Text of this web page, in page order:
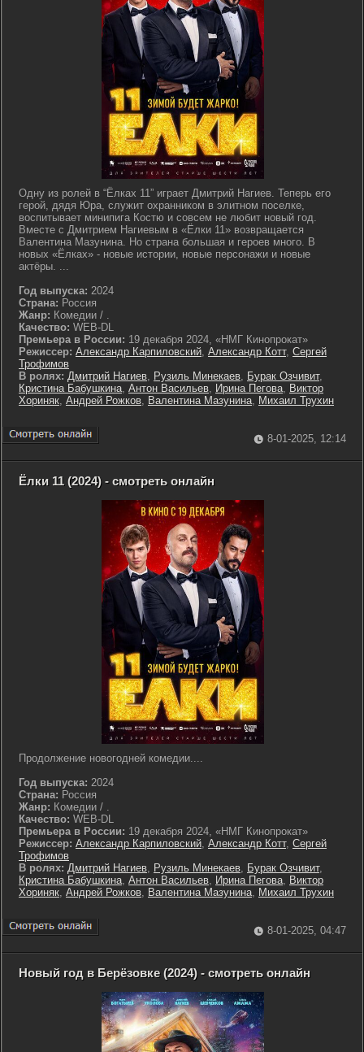
Одну из ролей в “Ёлках 11” играет Дмитрий Нагиев. Теперь его
герой, дядя Юра, служит охранником в элитном поселке,
воспитывает минипига Костю и совсем не любит новый год.
Вместе с Дмитрием Нагиевым в «Ёлки 11» возвращается
Валентина Мазунина. Но страна большая и героев много. В
новых «Ёлках» - новые истории, новые персонажи и новые
актёры. ...
Год выпуска: 2024
Страна: Россия
Жанр: Комедии / .
Качество: WEB-DL
Премьера в России: 19 декабря 2024, «НМГ Кинопрокат»
Режиссер: Александр Карпиловский, Александр Котт, Сергей
Трофимов
В ролях: Дмитрий Нагиев, Рузиль Минекаев, Бурак Озчивит,
Кристина Бабушкина, Антон Васильев, Ирина Пегова, Виктор
Хориняк, Андрей Рожков, Валентина Мазунина, Михаил Трухин
8-01-2025, 12:14
Ёлки 11 (2024) - смотреть онлайн
Продолжение новогодней комедии....
Год выпуска: 2024
Страна: Россия
Жанр: Комедии / .
Качество: WEB-DL
Премьера в России: 19 декабря 2024, «НМГ Кинопрокат»
Режиссер: Александр Карпиловский, Александр Котт, Сергей
Трофимов
В ролях: Дмитрий Нагиев, Рузиль Минекаев, Бурак Озчивит,
Кристина Бабушкина, Антон Васильев, Ирина Пегова, Виктор
Хориняк, Андрей Рожков, Валентина Мазунина, Михаил Трухин
8-01-2025, 04:47
Новый год в Берёзовке (2024) - смотреть онлайн